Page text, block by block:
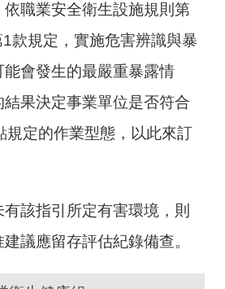
職業安全衛生設施規則第
1款規定，實施危害辨識與暴
會發生的最嚴重暴露情
果決定事業單位是否符合
規定的作業型態，以此來訂
該指引所定有害環境，則
議應留存評估紀錄備查。